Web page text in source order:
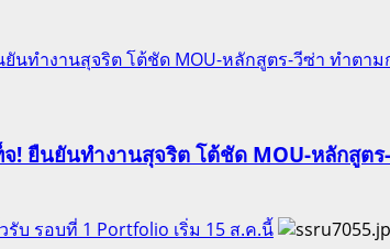
ยันทำงานสุจริต โต้ชัด MOU-หลักสูตร-วีซ่า ทำต
จ! ยืนยันทำงานสุจริต โต้ชัด MOU-หลักสู
รับ รอบที่ 1 Portfolio เริ่ม 15 ส.ค.นี้